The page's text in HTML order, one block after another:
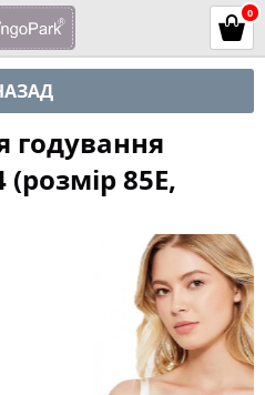
0
годування
85E,